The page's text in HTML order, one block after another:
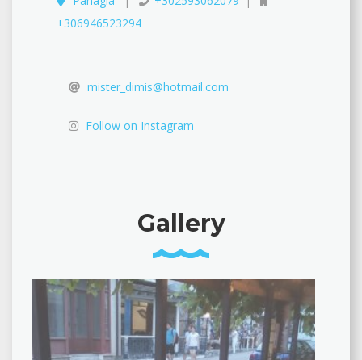
+306946523294
mister_dimis@hotmail.com
Follow on Instagram
Gallery